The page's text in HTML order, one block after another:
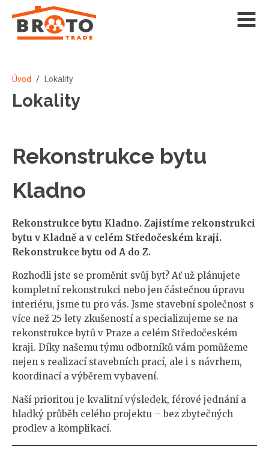
Úvod / Lokality
Lokality
Rekonstrukce bytu
Kladno
Rekonstrukce bytu Kladno. Zajistíme rekonstrukci
bytu v Kladně a v celém Středočeském kraji.
Rekonstrukce bytu od A do Z.
Rozhodli jste se proměnit svůj byt? Ať už plánujete
kompletní rekonstrukci nebo jen částečnou úpravu
interiéru, jsme tu pro vás. Jsme stavební společnost s
více než 25 lety zkušeností a specializujeme se na
rekonstrukce bytů v Praze a celém Středočeském
kraji. Díky našemu týmu odborníků vám pomůžeme
nejen s realizací stavebních prací, ale i s návrhem,
koordinací a výběrem vybavení.
Naší prioritou je kvalitní výsledek, férové jednání a
hladký průběh celého projektu – bez zbytečných
prodlev a komplikací.